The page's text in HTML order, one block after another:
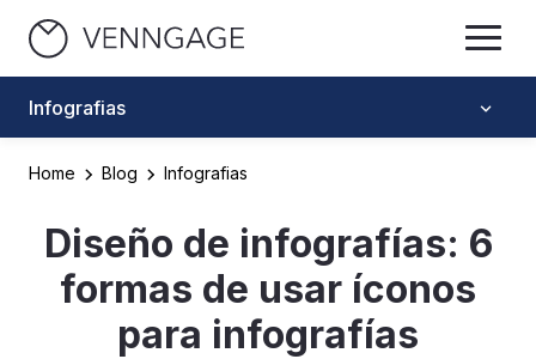
Infografias
Home Blog Infografias
Diseño de infografías: 6
formas de usar íconos
para infografías